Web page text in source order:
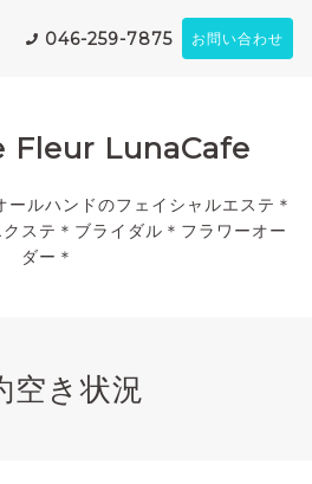
046-259-7875 お問い合わせ
Fleur LunaCafe
ルハンドのフェイシャルエステ＊
ステ＊ブライダル＊フラワーオー
ダー＊
空き状況